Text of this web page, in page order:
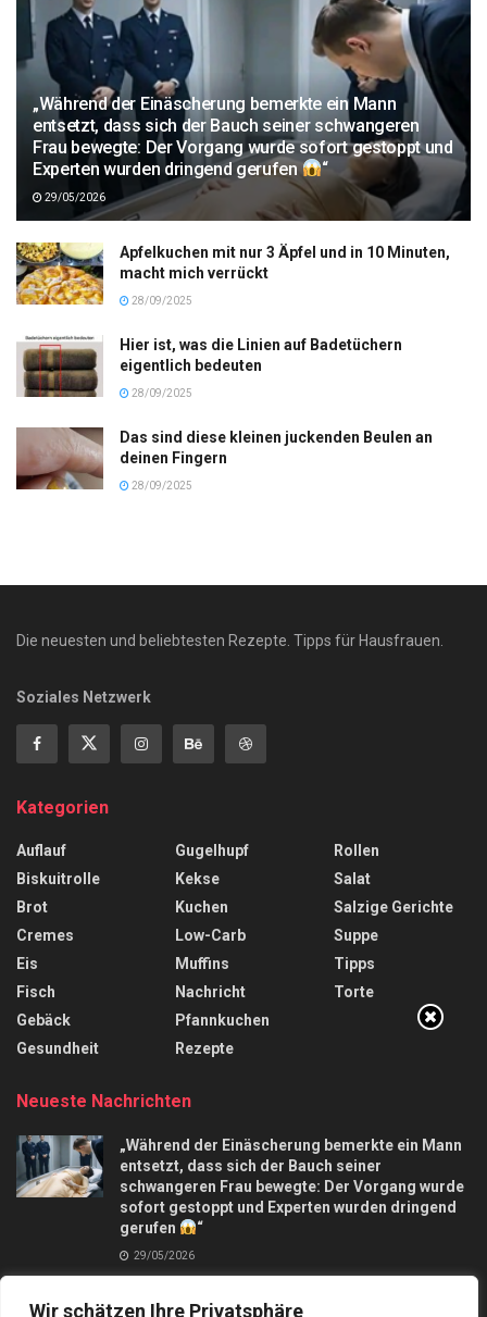
Wir schätzen Ihre Privatsphäre
„Während der Einäscherung bemerkte ein Mann
entsetzt, dass sich der Bauch seiner schwangeren
Frau bewegte: Der Vorgang wurde sofort gestoppt und
Experten wurden dringend gerufen
“
29/05/2026
Apfelkuchen mit nur 3 Äpfel und in 10 Minuten,
macht mich verrückt
28/09/2025
Hier ist, was die Linien auf Badetüchern
eigentlich bedeuten
28/09/2025
Das sind diese kleinen juckenden Beulen an
deinen Fingern
28/09/2025
Die neuesten und beliebtesten Rezepte. Tipps für Hausfrauen.
Soziales Netzwerk
Kategorien
Auflauf
Biskuitrolle
Brot
Cremes
Eis
Fisch
Gebäck
Gesundheit
Gugelhupf
Kekse
Kuchen
Low-Carb
Muffins
Nachricht
Pfannkuchen
Rezepte
Rollen
Salat
Salzige Gerichte
Suppe
Tipps
Torte
Neueste Nachrichten
„Während der Einäscherung bemerkte ein Mann
entsetzt, dass sich der Bauch seiner
schwangeren Frau bewegte: Der Vorgang wurde
sofort gestoppt und Experten wurden dringend
gerufen
“
29/05/2026
Apfelkuchen mit nur 3 Äpfel und in 10 Minuten,